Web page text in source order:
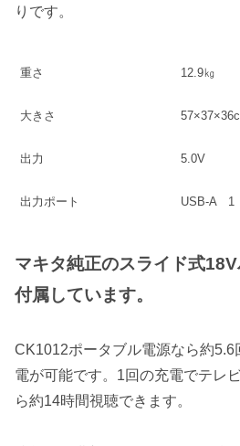
りです。
重さ 12.9㎏
大きさ
出力 5.0V
出力ポート USB-A 1
マキタ純正のスライド式
付属しています。
CK1012ポータブル電源なら約
電が可能です。1回の充電でテレ
ら約14時間視聴できます。